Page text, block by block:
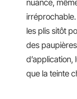
nuance,
les plis sitôt
des
d’application,
que la teinte